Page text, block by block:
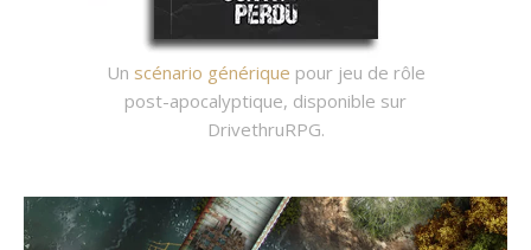
Un scénario générique pour jeu de rôle
post-apocalyptique, disponible sur
DrivethruRPG.